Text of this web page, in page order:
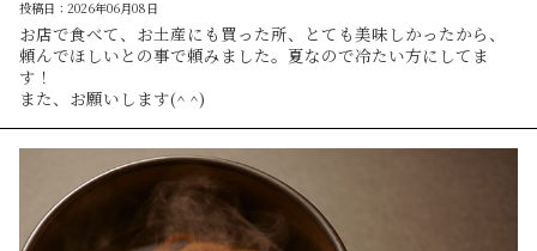
投稿日：2026年06月08日
お店で食べて、お土産にも買った所、とても美味しかったから、
頼んでほしいとの事で頼みました。夏なので冷たい方にしてま
す！
また、お願いします(^ ^)